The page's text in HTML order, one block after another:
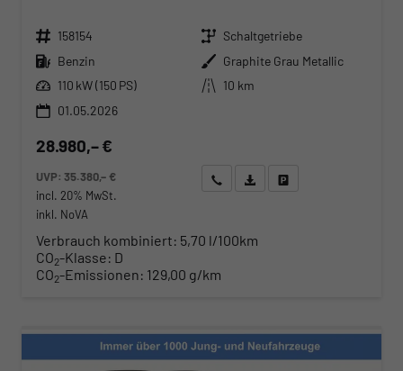
Fahrzeugnr. 158154 Getriebe Schaltgetriebe
Kraftstoff Benzin Außenfarbe Graphite Grau Metallic
Leistung 110 kW (150 PS) Kilometerstand
10 km
01.05.2026
28.980,– €
UVP:35.380,– €
incl. 20% MwSt.
inkl. NoVA
Wir rufen Sie anAngebot drucken (PDF)
Verbrauch kombiniert: 5,70 l/100km
CO2-Klasse: D
CO2-Emissionen: 129,00 g/km